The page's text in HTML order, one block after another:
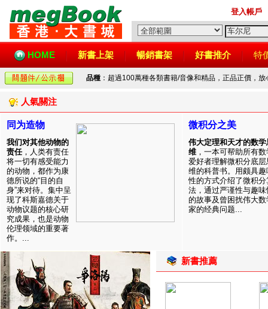
登入帳戶
HOME 新書上架 暢銷書架 好書推介 特
品種 ：超過100萬種各類書籍/音像和精品，正品正價，
人氣關注
同为造物
我们对其他动物的
责任，人类有责任
将一切有感受能力
的动物，都作为康
德所说的“目的自
身”来对待。集中呈
现了科斯嘉德关于
动物议题的核心研
究成果，也是动物
伦理领域的重要著
作。...
微积分之美
伟大定理和天才的数学
维 ，一本可帮助所有数
爱好者理解微积分底层
维的科普书。用颇具趣
性的方式介绍了微积分
法，通过严谨性与趣味
的故事及曾困扰伟大数
家的经典问题...
新書推薦